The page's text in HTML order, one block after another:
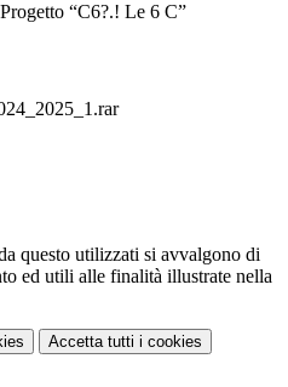
“C6?.! Le 6 C”
questo utilizzati si avvalgono di
ed utili alle finalità illustrate nella
Accetta tutti i cookies